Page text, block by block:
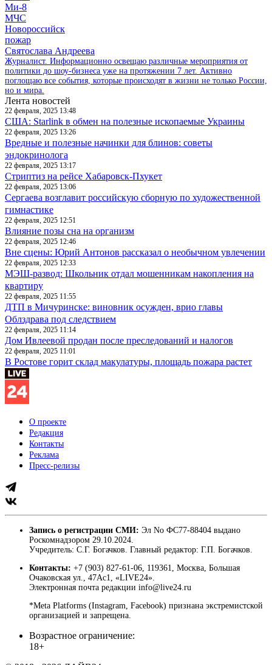
Ми-8
МЧС
Новороссийск
пожар
Святослава Андреева
Журналист. Информационно освещаю различные мероприятия от
политики до шоу-бизнеса уже на протяжении 7 лет. Активно
поглощаю все события, которые происходят в жизни не только России,
но и мира.
Лента новостей
22 февраля, 2025 13:48
США: Starlink в обмен на полезные ископаемые Украины
22 февраля, 2025 13:26
Вредные и полезные начинки для блинов: советы
эндокринолога
22 февраля, 2025 13:17
Стриптиз на рейсе Хабаровск-Пхукет
22 февраля, 2025 13:06
Сергаева возглавит российскую сборную по художественной
гимнастике
22 февраля, 2025 12:51
Влияние позы сна на организм
22 февраля, 2025 12:46
Вне сцены: Юрий Антонов рассказал о необычном увлечении
22 февраля, 2025 12:33
МЭШ-развод: Школьник отдал мошенникам накопления на
квартиру
22 февраля, 2025 11:55
ДТП в Мичуринске: виновник осужден, врио главы
Облздрава под следствием
22 февраля, 2025 11:14
Дом Ивлеевой продан после преследований и налогов
22 февраля, 2025 11:01
В Ростове горит склад макулатуры, площадь пожара растет
О проекте
Редакция
Контакты
Реклама
Пресс-релизы
Запись о регистрации СМИ: Эл No ФС77-88404 выдано
Роскомнадзором 29.10.2024.
Учредитель: С.Г. Богачков. Главный редактор: Г.П. Богачков.
Контакты: +7 (903) 827-61-06, 119361, Москва, Большая
Очаковская ул., 47Ас1, «LIVE24».
Электронная почта редакции info@live24.ru
*Meta Platforms (Instagram, Facebook) признана экстремистской
организацией и запрещена.
Возрастное ограничение:
18+